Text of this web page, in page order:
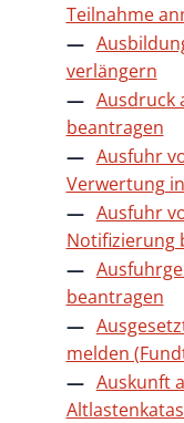
Teilnahme
verlängern
Ausdruck
beantragen
Ausfuhr
Verwertung
Ausfuhr
Notifizierung
beantragen
melden
Auskunft